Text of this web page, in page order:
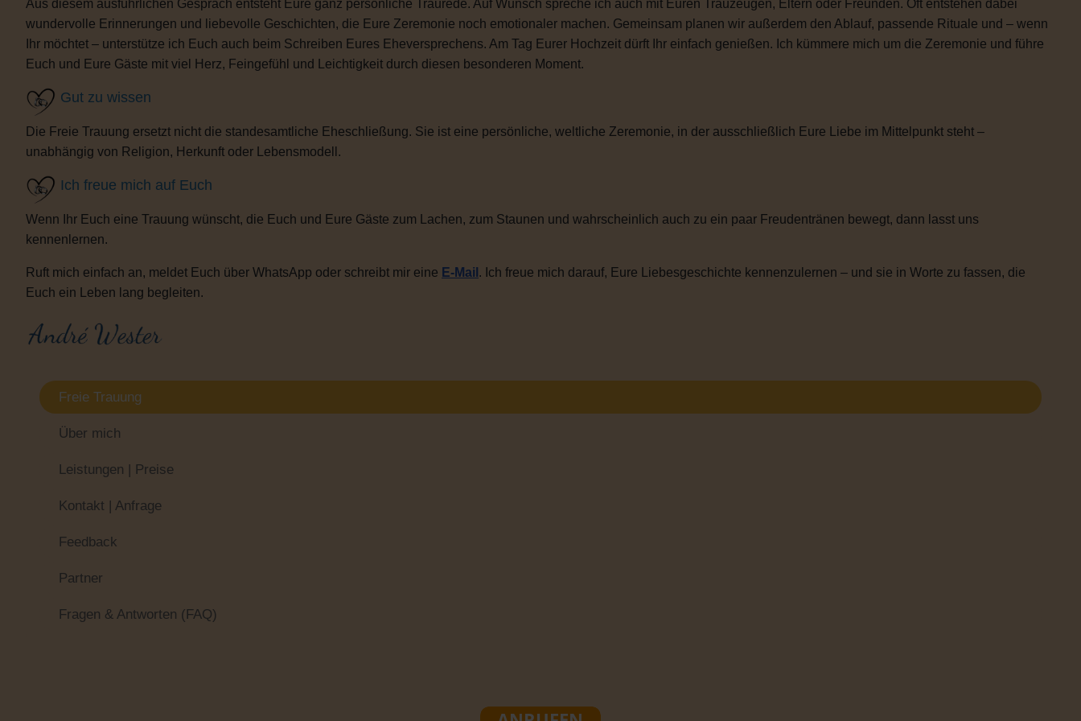
Freie Trauung
Über mich
Leistungen | Preise
Kontakt | Anfrage
Feedback
Partner
Fragen & Antworten (FAQ)
Aus diesem ausführlichen Gespräch entsteht Eure ganz persönliche Traurede. Auf Wunsch spreche ich auch mit Euren Trauzeugen, Eltern oder Freunden. Oft entstehen dabei
wundervolle Erinnerungen und liebevolle Geschichten, die Eure Zeremonie noch emotionaler machen. Gemeinsam planen wir außerdem den Ablauf, passende Rituale und – wenn
Ihr möchtet – unterstütze ich Euch auch beim Schreiben Eures Eheversprechens. Am Tag Eurer Hochzeit dürft Ihr einfach genießen. Ich kümmere mich um die Zeremonie und führe
Euch und Eure Gäste mit viel Herz, Feingefühl und Leichtigkeit durch diesen besonderen Moment.
Gut zu wissen
Die Freie Trauung ersetzt nicht die standesamtliche Eheschließung. Sie ist eine persönliche, weltliche Zeremonie, in der ausschließlich Eure Liebe im Mittelpunkt steht –
unabhängig von Religion, Herkunft oder Lebensmodell.
Ich freue mich auf Euch
Wenn Ihr Euch eine Trauung wünscht, die Euch und Eure Gäste zum Lachen, zum Staunen und wahrscheinlich auch zu ein paar Freudentränen bewegt, dann lasst uns
kennenlernen.
Ruft mich einfach an, meldet Euch über WhatsApp oder schreibt mir eine E-Mail . Ich freue mich darauf, Eure Liebesgeschichte kennenzulernen – und sie in Worte zu fassen, die
Euch ein Leben lang begleiten.